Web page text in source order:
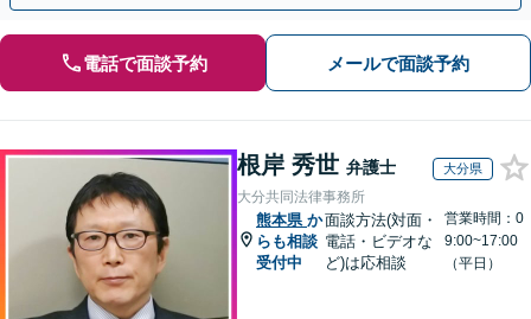
電話で面談予約 メールで面談予約
根岸 秀世 弁護士 大分県
大分共同法律事務所
熊本県 か
らも相談
受付中
面談方法(対面・
電話・ビデオな
ど)は応相談
営業時間：0
9:00~17:00
（平日）